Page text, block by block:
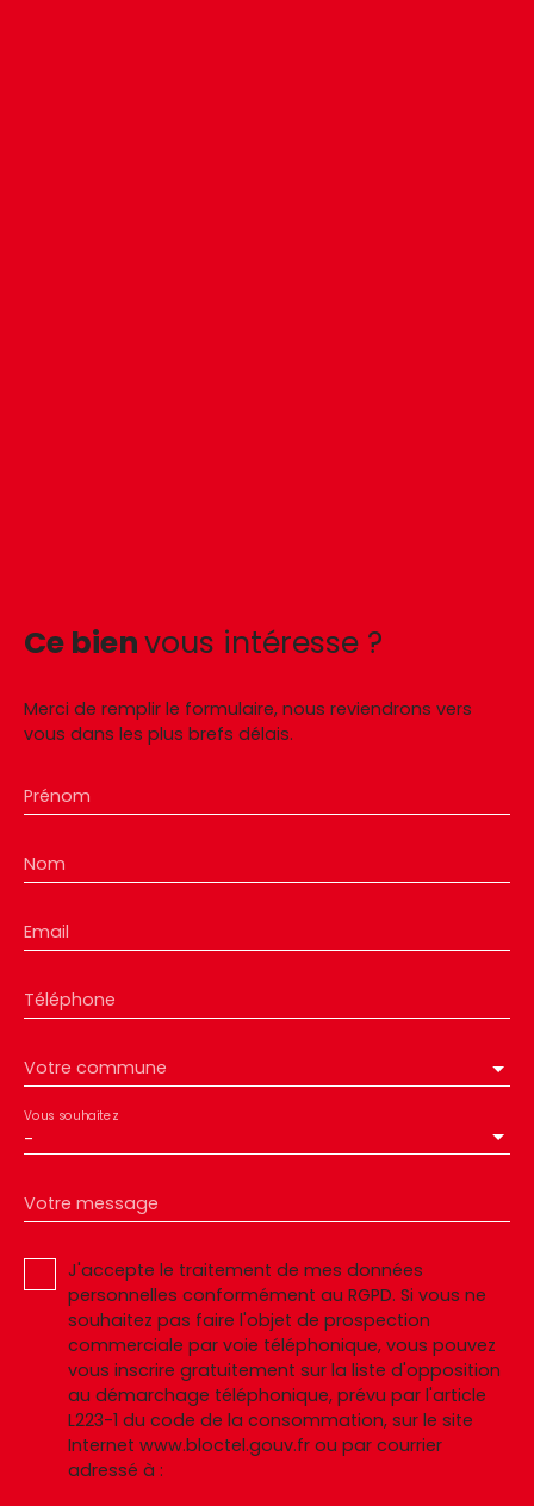
Ce bienvous intéresse ?
Merci de remplir le formulaire, nous reviendrons vers
vous dans les plus brefs délais.
Prénom
Nom
Email
Téléphone
Votre commune
-
Vous souhaitez
Votre message
J'accepte le traitement de mes données
personnelles conformément au RGPD. Si vous ne
souhaitez pas faire l'objet de prospection
commerciale par voie téléphonique, vous pouvez
vous inscrire gratuitement sur la liste d'opposition
au démarchage téléphonique, prévu par l'article
L223-1 du code de la consommation, sur le site
Internet www.bloctel.gouv.fr ou par courrier
adressé à :